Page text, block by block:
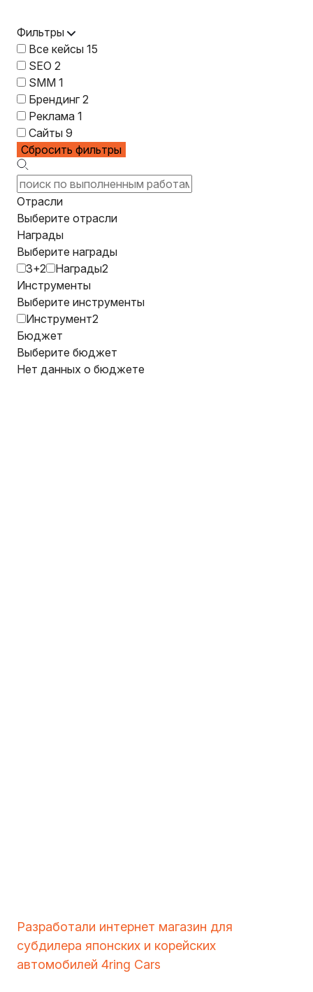
Фильтры
Все кейсы 15
SEO 2
SMM 1
Брендинг2
Реклама 1
Сайты 9
Сбросить фильтры
Отрасли
Выберите отрасли
Награды
Выберите награды
3+2
Награды2
Инструменты
Выберите инструменты
Инструмент2
Бюджет
Выберите бюджет
Нет данных о бюджете
Разработали интернет магазин для
субдилера японских и корейских
автомобилей 4ring Cars